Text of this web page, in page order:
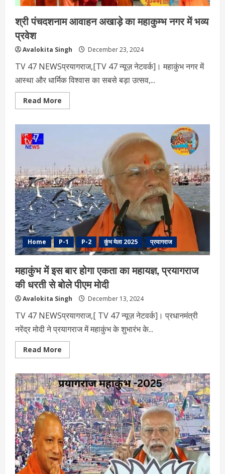
श्री पंचदशनाम आवाहन अखाड़े का महाकुम्भ नगर में भव्य
प्रवेश
Avalokita Singh December 23, 2024
TV 47 NEWSप्रयागराज,[TV 47 न्यूज़ नेटवर्क]। महाकुंभ नगर में
आस्था और धार्मिक विश्वास का सबसे बड़ा उत्सव,...
Read More
more
नगर
में
भव्य
प्रवेश
Home P-1 P-2 कुंभ मेला 2025 प्रयागराज
महाकुंभ में इस बार होगा एकता का महायज्ञ, प्रयागराज
की धरती से बोले पीएम मोदी
Avalokita Singh December 13, 2024
TV 47 NEWSप्रयागराज,[ TV 47 न्यूज़ नेटवर्क]। प्रधानमंत्री
नरेंद्र मोदी ने प्रयागराज में महाकुंभ के शुभारंभ के...
Read More
more
में
इस
बार
होगा
एकता
का
महायज्ञ,
प्रयागराज
की
धरती
से
बोले
पीएम
मोदी